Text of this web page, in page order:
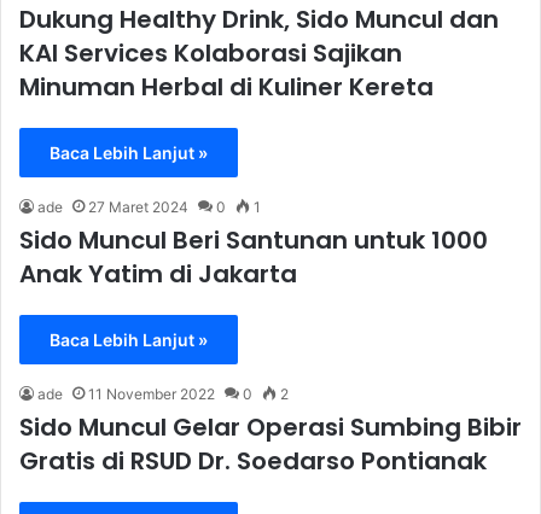
Dukung Healthy Drink, Sido Muncul dan
KAI Services Kolaborasi Sajikan
Minuman Herbal di Kuliner Kereta
Baca Lebih Lanjut »
ade 27 Maret 2024 0 1
Sido Muncul Beri Santunan untuk 1000
Anak Yatim di Jakarta
Baca Lebih Lanjut »
ade 11 November 2022 0 2
Sido Muncul Gelar Operasi Sumbing Bibir
Gratis di RSUD Dr. Soedarso Pontianak